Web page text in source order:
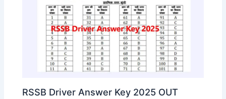
RSSB Driver Answer Key 2025 OUT